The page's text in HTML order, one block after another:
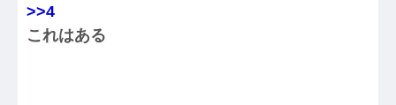
>>4
これはある